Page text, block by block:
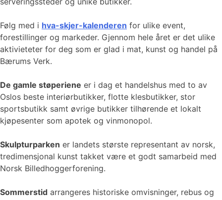
Følg med i hva-skjer-kalenderen for ulike event,
forestillinger og markeder. Gjennom hele året er det ulike
aktivieteter for deg som er glad i mat, kunst og handel på
Bærums Verk.
De gamle støperiene er i dag et handelshus med to av
Oslos beste interiørbutikker, flotte klesbutikker, stor
sportsbutikk samt øvrige butikker tilhørende et lokalt
kjøpesenter som apotek og vinmonopol.
Skulpturparken er landets største representant av norsk,
tredimensjonal kunst takket være et godt samarbeid med
Norsk Billedhoggerforening.
Sommerstid arrangeres historiske omvisninger, rebus og